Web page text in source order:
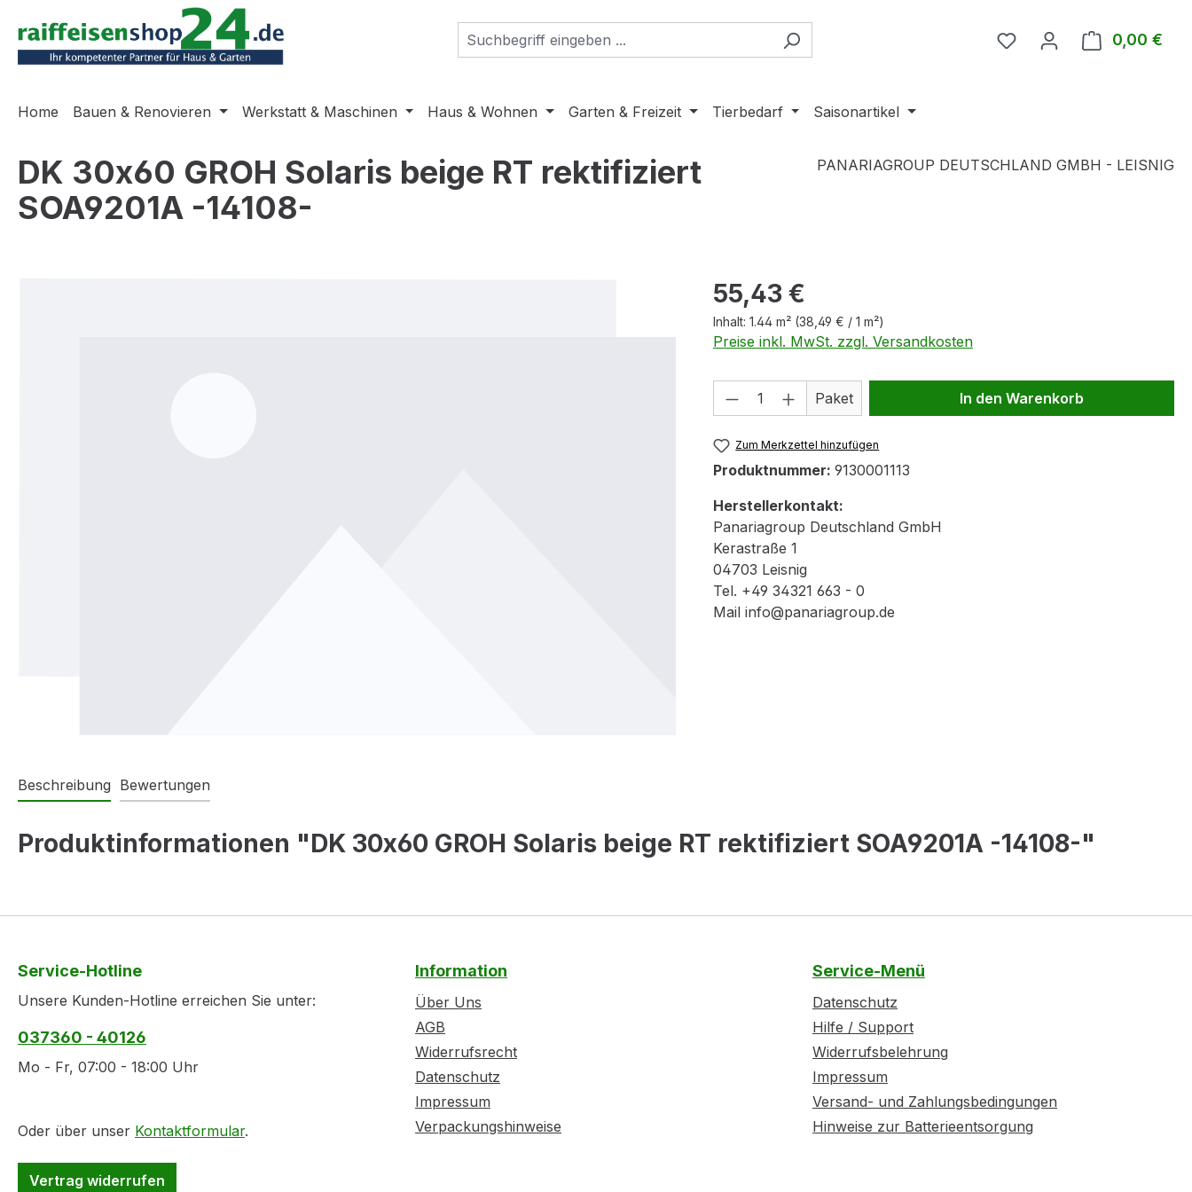
Hauptinhalt springen
Zur Suche springen
Zur Hauptnavigation springen
0,00 €
Home Bauen & Renovieren Werkstatt & Maschinen Haus & Wohnen Garten & Freizeit Tierbedarf Saisonartikel
DK 30x60 GROH Solaris beige RT rektifiziert
SOA9201A -14108-
PANARIAGROUP DEUTSCHLAND GMBH - LEISNIG
Regulärer Preis:
55,43 €
Inhalt: 1.44 m² (38,49 € / 1 m²)
Preise inkl. MwSt. zzgl. Versandkosten
Produkt Anzahl: Gib den gewünschten Wert
Paket In den Warenkorb
Zum Merkzettel hinzufügen
Produktnummer: 9130001113
Herstellerkontakt:
Panariagroup Deutschland GmbH
Kerastraße 1
04703 Leisnig
Tel. +49 34321 663 - 0
Mail info@panariagroup.de
Beschreibung Bewertungen
Produktinformationen "DK 30x60 GROH Solaris beige RT rektifiziert SOA9201A -14108-"
Service-Hotline
Unsere Kunden-Hotline erreichen Sie unter:
037360 - 40126
Mo - Fr, 07:00 - 18:00 Uhr
Oder über unser Kontaktformular.
Vertrag widerrufen
Information
Über Uns
AGB
Widerrufsrecht
Datenschutz
Impressum
Verpackungshinweise
Service-Menü
Datenschutz
Hilfe / Support
Widerrufsbelehrung
Impressum
Versand- und Zahlungsbedingungen
Hinweise zur Batterieentsorgung